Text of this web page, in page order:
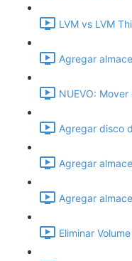
LVM vs LVM
Agregar
NUEVO:
Agregar disco
Agregar
Agregar
Eliminar